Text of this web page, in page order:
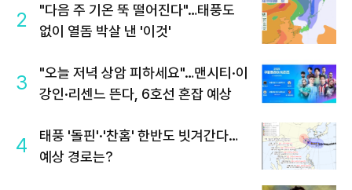
2
"다음 주 기온 뚝 떨어진다"…태풍도
없이 열돔 박살 낸 '이것'
3
"오늘 저녁 상암 피하세요"…맨시티·이
강인·리센느 뜬다, 6호선 혼잡 예상
4
태풍 '돌핀'·'찬홈' 한반도 빗겨간다…
예상 경로는?